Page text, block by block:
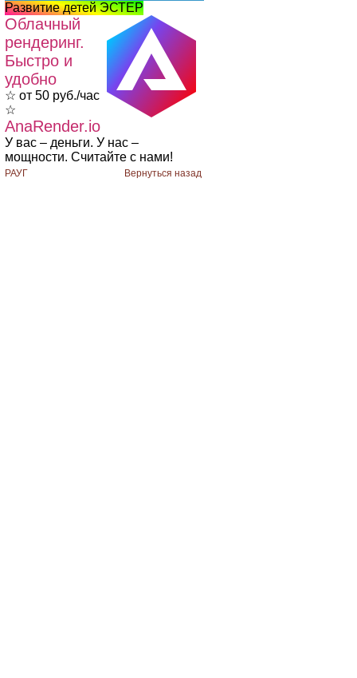
Развитие детей ЭСТЕР
Облачный
рендеринг.
Быстро и
удобно
☆ от 50 руб./час
☆
AnaRender.io
У вас – деньги. У нас –
мощности. Считайте с нами!
РАУГ Вернуться назад